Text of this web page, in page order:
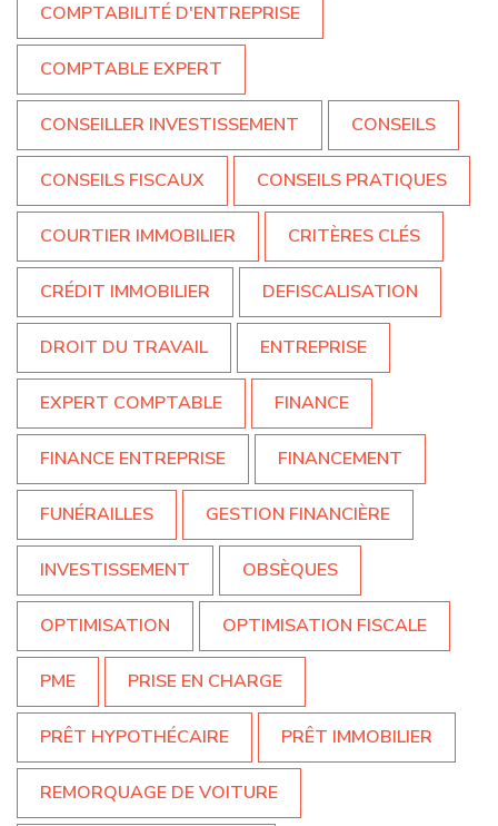
COMPTABILITÉ D'ENTREPRISE
COMPTABLE EXPERT
CONSEILLER INVESTISSEMENT CONSEILS
CONSEILS FISCAUX CONSEILS PRATIQUES
COURTIER IMMOBILIER CRITÈRES CLÉS
CRÉDIT IMMOBILIER DEFISCALISATION
DROIT DU TRAVAIL ENTREPRISE
EXPERT COMPTABLE FINANCE
FINANCE ENTREPRISE FINANCEMENT
FUNÉRAILLES GESTION FINANCIÈRE
INVESTISSEMENT OBSÈQUES
OPTIMISATION OPTIMISATION FISCALE
PME PRISE EN CHARGE
PRÊT HYPOTHÉCAIRE PRÊT IMMOBILIER
REMORQUAGE DE VOITURE